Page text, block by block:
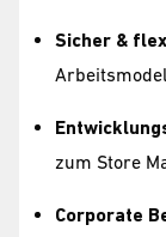
Sicher &
zum Store
Corporate